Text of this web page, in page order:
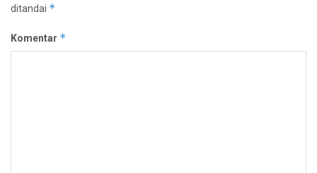
ditandai *
Komentar *